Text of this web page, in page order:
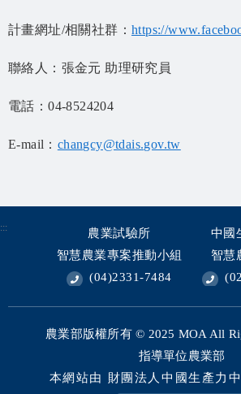
計畫網址/相關社群： https://
聯絡人：張金元 助理研究員
電話：04-8524204
E-mail： changcy@tdais.gov.tw
:::
農業試驗所
智慧農業專案推動小組
(04)2331-7484
中國
智慧
農業部版權所有 © 2025 MOA All
指導單位農業部
本網站由 財團法人中國生產力